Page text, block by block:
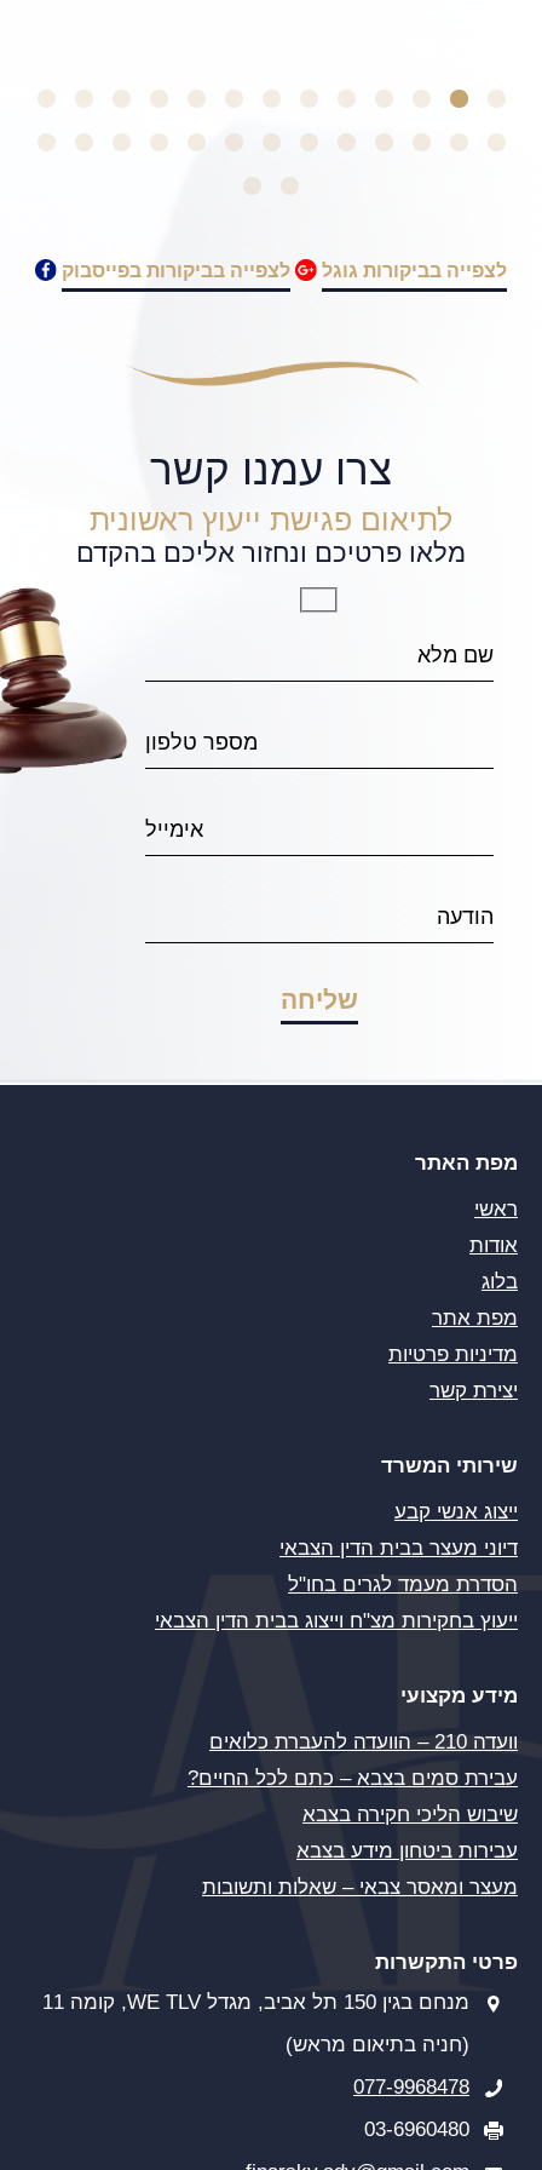
לצפייה בביקורות גוגל לצפייה בביקורות בפייסבוק
צרו עמנו קשר
לתיאום פגישת ייעוץ ראשונית
מלאו פרטיכם ונחזור אליכם בהקדם
מפת האתר
ראשי
אודות
בלוג
מפת אתר
מדיניות פרטיות
יצירת קשר
שירותי המשרד
ייצוג אנשי קבע
דיוני מעצר בבית הדין הצבאי
הסדרת מעמד לגרים בחו"ל
ייעוץ בחקירות מצ"ח וייצוג בבית הדין הצבאי
מידע מקצועי
וועדה 210 – הוועדה להעברת כלואים
עבירת סמים בצבא – כתם לכל החיים?
שיבוש הליכי חקירה בצבא
עבירות ביטחון מידע בצבא
מעצר ומאסר צבאי – שאלות ותשובות
פרטי התקשרות
מנחם בגין 150 תל אביב, מגדל WE TLV, קומה 11
(חניה בתיאום מראש)
077-9968478
03-6960480